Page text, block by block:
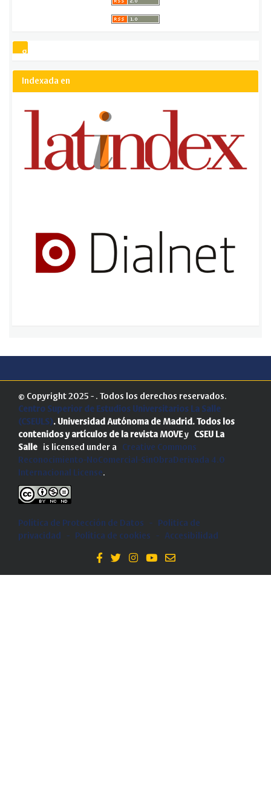
gsCitation
Indexada en
© Copyright 2025 - . Todos los derechos reservados.
Centro Superior de Estudios Universitarios La Salle
(CSEULS). Universidad Autónoma de Madrid. Todos los
contenidos y artículos de la revista MOVEy CSEU La
Salle is licensed under a Creative Commons
Reconocimiento-NoComercial-SinObraDerivada 4.0
Internacional License.
Política de Protección de Datos -
Politica de
privacidad
- Política de cookies - Accesibilidad